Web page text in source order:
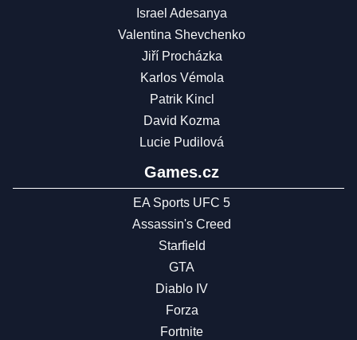
Israel Adesanya
Valentina Shevchenko
Jiří Procházka
Karlos Vémola
Patrik Kincl
David Kozma
Lucie Pudilová
Games.cz
EA Sports UFC 5
Assassin's Creed
Starfield
GTA
Diablo IV
Forza
Fortnite